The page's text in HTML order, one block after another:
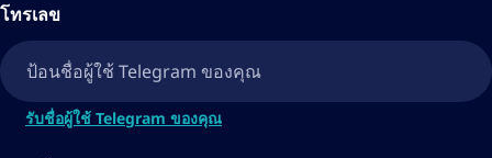
โทรเลข
รับชื่อผู้ใช้ Telegram ของคุณ